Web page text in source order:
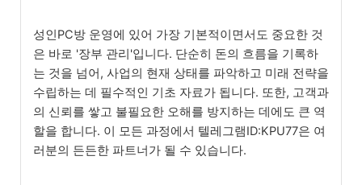
성인PC방 운영에 있어 가장 기본적이면서도 중요한 것
은 바로 '장부 관리'입니다. 단순히 돈의 흐름을 기록하
는 것을 넘어, 사업의 현재 상태를 파악하고 미래 전략을
수립하는 데 필수적인 기초 자료가 됩니다. 또한, 고객과
의 신뢰를 쌓고 불필요한 오해를 방지하는 데에도 큰 역
할을 합니다. 이 모든 과정에서 텔레그램ID:KPU77은 여
러분의 든든한 파트너가 될 수 있습니다.